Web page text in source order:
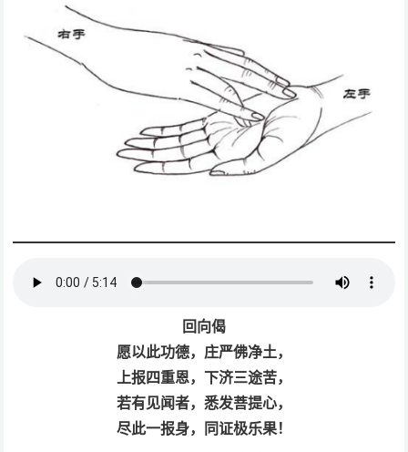
回向偈
愿以此功德，庄严佛净土，
上报四重恩，下济三途苦，
若有见闻者，悉发菩提心，
尽此一报身，同证极乐果！